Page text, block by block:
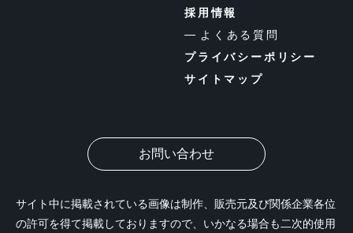
採用情報
よくある質問
プライバシーポリシー
サイトマップ
お問い合わせ
サイト中に掲載されている画像は制作、販売元及び関係企業各位
の許可を得て掲載しておりますので、いかなる場合も二次的使用